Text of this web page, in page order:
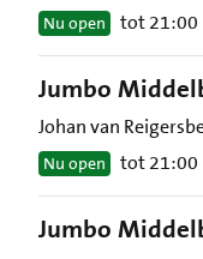
Nu open tot 21:00
Jumbo
Johan van
Nu open tot 21:00
Jumbo